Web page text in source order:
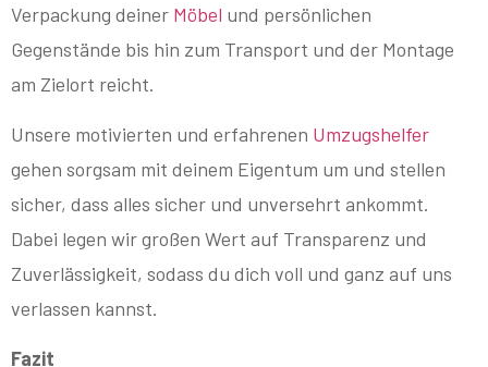
Verpackung deiner Möbel und persönlichen
Gegenstände bis hin zum Transport und der Montage
am Zielort reicht.
Unsere motivierten und erfahrenen Umzugshelfer
gehen sorgsam mit deinem Eigentum um und stellen
sicher, dass alles sicher und unversehrt ankommt.
Dabei legen wir großen Wert auf Transparenz und
Zuverlässigkeit, sodass du dich voll und ganz auf uns
verlassen kannst.
Fazit